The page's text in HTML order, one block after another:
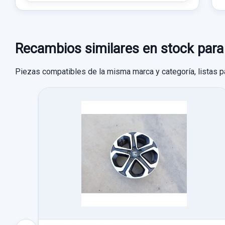
Recambios similares en stock para
Piezas compatibles de la misma marca y categoría, listas